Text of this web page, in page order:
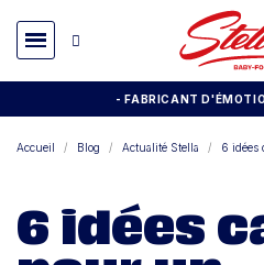
- FABRICANT
Accueil Blog Actualité Stella 6 idées
6 idées